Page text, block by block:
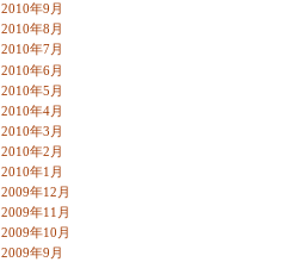
2010年9月
2010年8月
2010年7月
2010年6月
2010年5月
2010年4月
2010年3月
2010年2月
2010年1月
2009年12月
2009年11月
2009年10月
2009年9月